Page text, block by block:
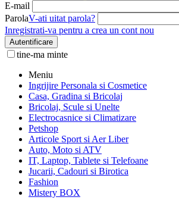
E-mail
ParolaV-ati uitat parola?
Inregistrati-va pentru a crea un cont nou
Autentificare
tine-ma minte
Meniu
Ingrijire Personala si Cosmetice
Casa, Gradina si Bricolaj
Bricolaj, Scule si Unelte
Electrocasnice si Climatizare
Petshop
Articole Sport si Aer Liber
Auto, Moto si ATV
IT, Laptop, Tablete si Telefoane
Jucarii, Cadouri si Birotica
Fashion
Mistery BOX